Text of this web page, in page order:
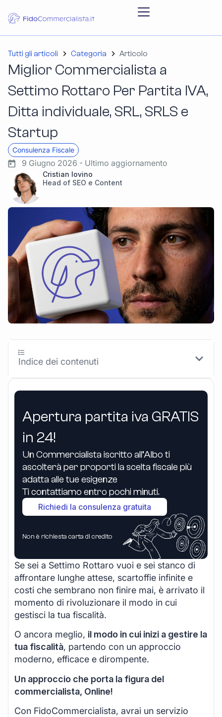
Tutti gli articoli Categoria Articolo
Miglior Commercialista a
Settimo Rottaro Per Partita IVA,
Ditta individuale, SRL, SRLS e
Startup
Consulenza Fiscale
9 Giugno 2026 - Ultimo aggiornamento
Cristian Iovino
Head of SEO e Content
Apertura partita iva GRATIS
in 24!
Un Commercialista iscritto all’Albo ti
ascolterà per proporti la scelta fiscale più
adatta alle tue esigenze
Ti contattiamo entro pochi minuti.
Richiedi la consulenza gratuita
Non è richiesta carta di credito
Se sei a Settimo Rottaro vuoi e sei stanco di
affrontare lunghe attese, scartoffie infinite e
costi che sembrano non finire mai, è arrivato il
momento di rivoluzionare il modo in cui
gestisci la tua fiscalità.
O ancora meglio, il modo in cui inizi a gestire la
tua fiscalità, partendo con un approccio
moderno, efficace e dirompente.
Un approccio che porta la figura del
commercialista, Online!
Con FidoCommercialista, avrai un servizio
Indice dei contenuti